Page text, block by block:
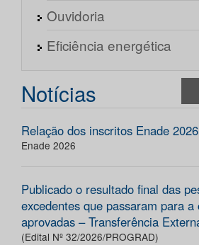
Ouvidoria
Eficiência energética
Notícias
Relação dos inscritos Enade 2026
Enade 2026
Publicado o resultado final das
excedentes que passaram para a
aprovadas – Transferência
(Edital Nº 32/2026/PROGRAD)